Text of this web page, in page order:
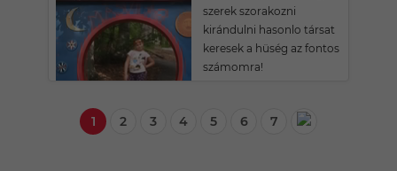
szerek szorakozni
kirándulni hasonlo társat
keresek a hüség az fontos
számomra!
1 2 3 4 5 6 7